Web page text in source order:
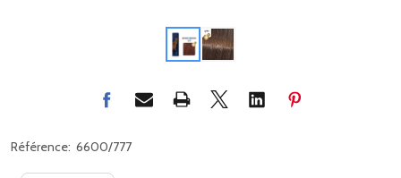
Référence: 6600/777